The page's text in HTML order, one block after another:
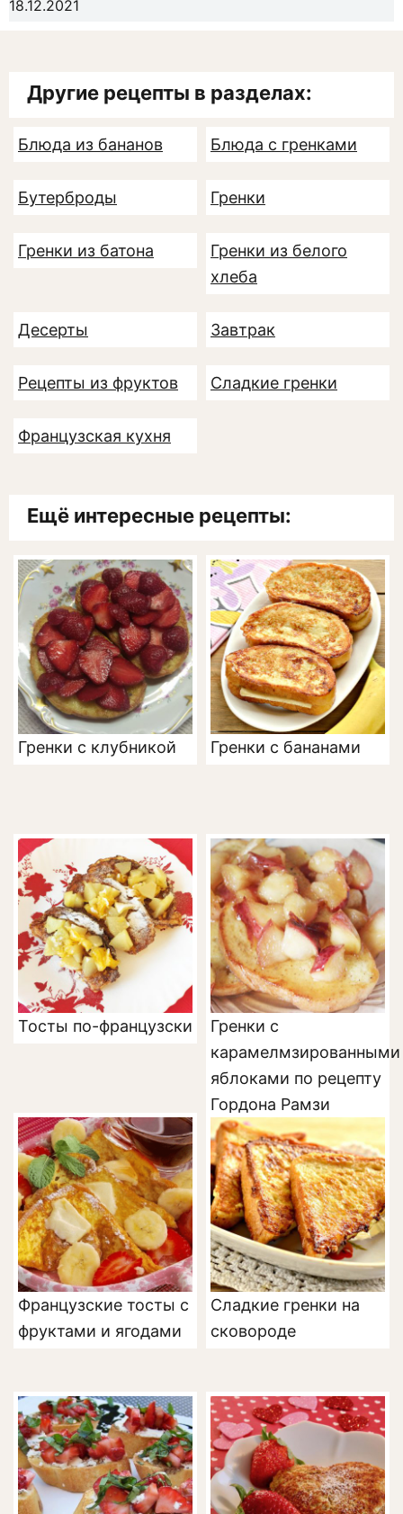
18.12.2021
Другие рецепты в разделах:
Блюда из бананов Блюда с гренками
Бутерброды Гренки
Гренки из батона
Гренки из белого
хлеба
Десерты Завтрак
Рецепты из фруктов Сладкие гренки
Французская кухня
Ещё интересные рецепты:
Гренки с клубникой Гренки с бананами
Тосты по-французски
Гренки с
карамелмзированными
яблоками по рецепту
Гордона Рамзи
Французские тосты с
фруктами и ягодами
Сладкие гренки на
сковороде